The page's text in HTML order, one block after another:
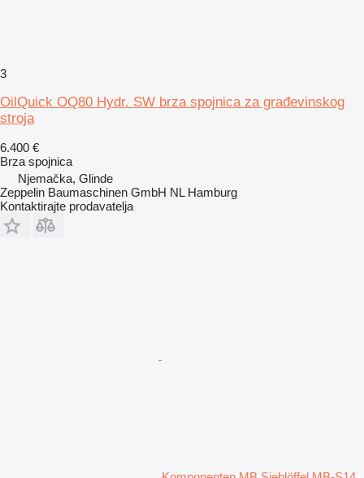
3
OilQuick OQ80 Hydr. SW brza spojnica za građevinskog
stroja
6.400 €
Brza spojnica
Njemačka, Glinde
Zeppelin Baumaschinen GmbH NL Hamburg
Kontaktirajte prodavatelja